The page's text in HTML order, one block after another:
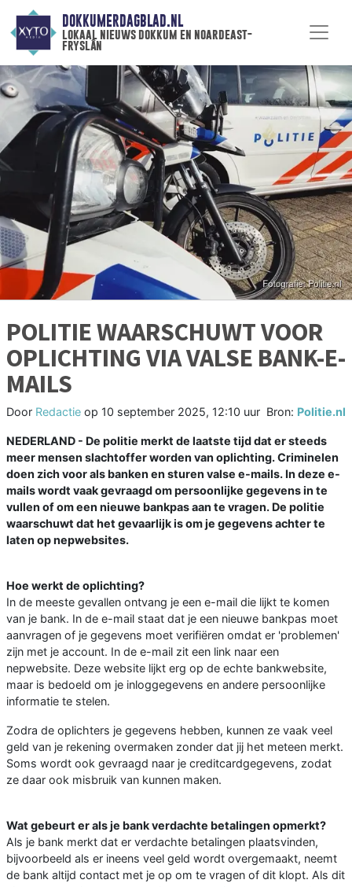
DOKKUMERDAGBLAD.NL
lokaal nieuws dokkum en noardeast-
fryslân
POLITIE WAARSCHUWT VOOR
OPLICHTING VIA VALSE BANK-E-
MAILS
Door Redactie op 10 september 2025, 12:10 uur Bron: Politie.nl
NEDERLAND - De politie merkt de laatste tijd dat er steeds
meer mensen slachtoffer worden van oplichting. Criminelen
doen zich voor als banken en sturen valse e-mails. In deze e-
mails wordt vaak gevraagd om persoonlijke gegevens in te
vullen of om een nieuwe bankpas aan te vragen. De politie
waarschuwt dat het gevaarlijk is om je gegevens achter te
laten op nepwebsites.
Hoe werkt de oplichting?
In de meeste gevallen ontvang je een e-mail die lijkt te komen
van je bank. In de e-mail staat dat je een nieuwe bankpas moet
aanvragen of je gegevens moet verifiëren omdat er 'problemen'
zijn met je account. In de e-mail zit een link naar een
nepwebsite. Deze website lijkt erg op de echte bankwebsite,
maar is bedoeld om je inloggegevens en andere persoonlijke
informatie te stelen.
Zodra de oplichters je gegevens hebben, kunnen ze vaak veel
geld van je rekening overmaken zonder dat jij het meteen merkt.
Soms wordt ook gevraagd naar je creditcardgegevens, zodat
ze daar ook misbruik van kunnen maken.
Wat gebeurt er als je bank verdachte betalingen opmerkt?
Als je bank merkt dat er verdachte betalingen plaatsvinden,
bijvoorbeeld als er ineens veel geld wordt overgemaakt, neemt
de bank altijd contact met je op om te vragen of dit klopt. Als dit